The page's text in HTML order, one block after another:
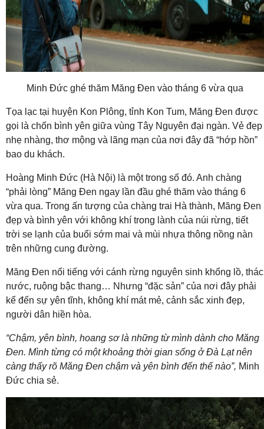
Minh Đức ghé thăm Măng Đen vào tháng 6 vừa qua
Tọa lạc tại huyện Kon Plông, tỉnh Kon Tum, Măng Đen được
gọi là chốn bình yên giữa vùng Tây Nguyên đại ngàn. Vẻ đẹp
nhẹ nhàng, thơ mộng và lãng mạn của nơi đây đã “hớp hồn”
bao du khách.
Hoàng Minh Đức (Hà Nội) là một trong số đó. Anh chàng
“phải lòng” Măng Đen ngay lần đầu ghé thăm vào tháng 6
vừa qua. Trong ấn tượng của chàng trai Hà thành, Măng Đen
đẹp và bình yên với không khí trong lành của núi rừng, tiết
trời se lạnh của buổi sớm mai và mùi nhựa thông nồng nàn
trên những cung đường.
Măng Đen nổi tiếng với cánh rừng nguyên sinh khổng lồ, thác
nước, ruộng bậc thang… Nhưng “đặc sản” của nơi đây phải
kể đến sự yên tĩnh, không khí mát mẻ, cảnh sắc xinh đẹp,
người dân hiền hòa.
“Chậm, yên bình, hoang sơ là những từ mình dành cho Măng
Đen. Mình từng có một khoảng thời gian sống ở Đà Lạt nên
càng thấy rõ Măng Đen chậm và yên bình đến thế nào”, Minh
Đức chia sẻ.